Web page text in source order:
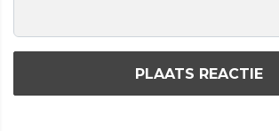
PLAATS REACTIE